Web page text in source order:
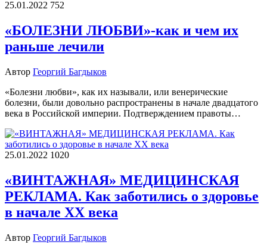
25.01.2022 752
«БОЛЕЗНИ ЛЮБВИ»-как и чем их
раньше лечили
Автор Георгий Багдыков
«Болезни любви», как их называли, или венерические
болезни, были довольно распространены в начале двадцатого
века в Российской империи. Подтверждением правоты…
25.01.2022 1020
«ВИНТАЖНАЯ» МЕДИЦИНСКАЯ
РЕКЛАМА. Как заботились о здоровье
в начале XX века
Автор Георгий Багдыков